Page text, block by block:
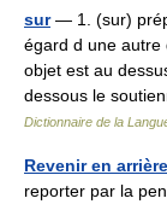
sur— 1. (sur)
égard d une
objet est au
dessous le
Dictionnaire de la
Revenir en arrière
reporter par la